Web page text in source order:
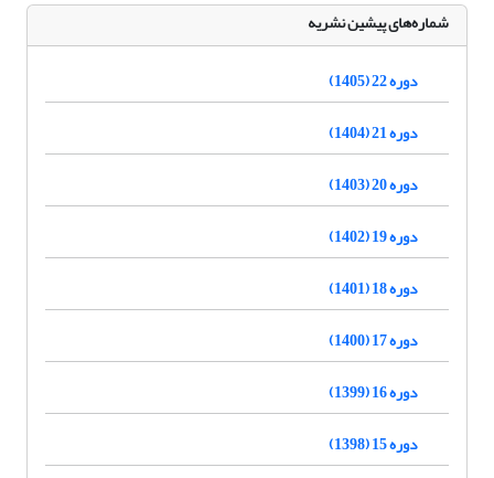
شماره‌های پیشین نشریه
دوره 22 (1405)
دوره 21 (1404)
دوره 20 (1403)
دوره 19 (1402)
دوره 18 (1401)
دوره 17 (1400)
دوره 16 (1399)
دوره 15 (1398)